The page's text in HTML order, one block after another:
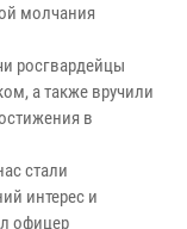
молчания
росгвардейцы
а также вручили
в
стали
интерес и
офицер